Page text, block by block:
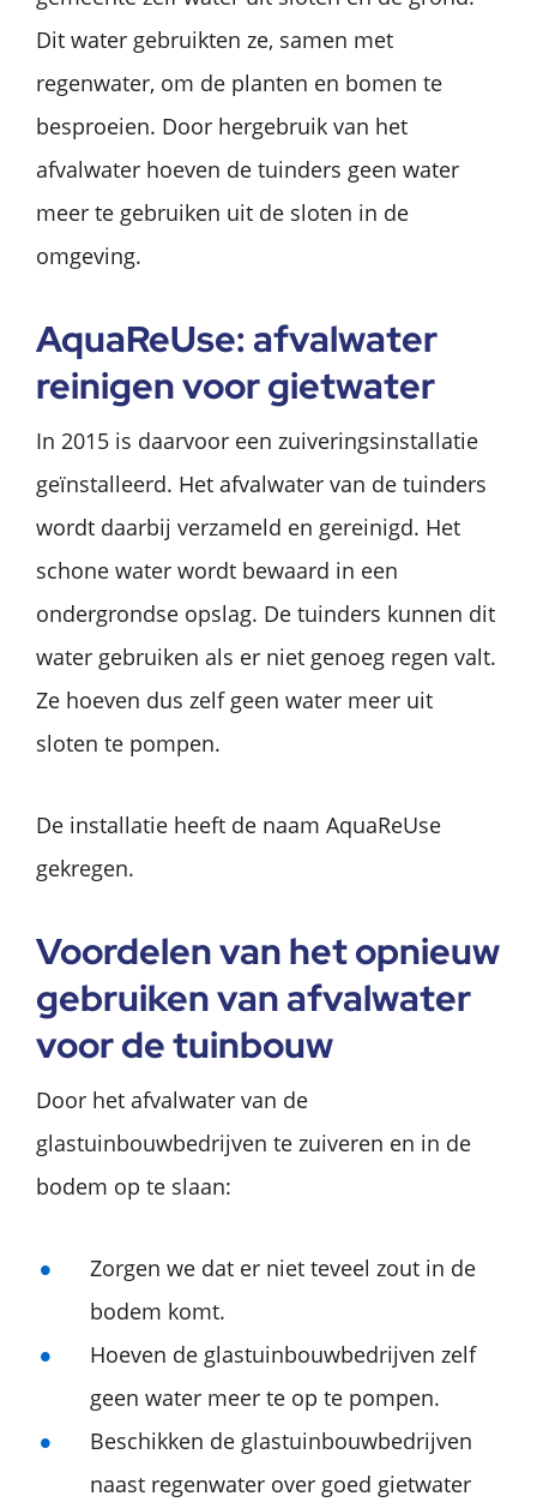
Dit water gebruikten ze, samen met
regenwater, om de planten en bomen te
besproeien. Door hergebruik van het
afvalwater hoeven de tuinders geen water
meer te gebruiken uit de sloten in de
omgeving.
AquaReUse: afvalwater
reinigen voor gietwater
In 2015 is daarvoor een zuiveringsinstallatie
geïnstalleerd. Het afvalwater van de tuinders
wordt daarbij verzameld en gereinigd. Het
schone water wordt bewaard in een
ondergrondse opslag. De tuinders kunnen dit
water gebruiken als er niet genoeg regen valt.
Ze hoeven dus zelf geen water meer uit
sloten te pompen.
De installatie heeft de naam AquaReUse
gekregen.
Voordelen van het opnieuw
gebruiken van afvalwater
voor de tuinbouw
Door het afvalwater van de
glastuinbouwbedrijven te zuiveren en in de
bodem op te slaan:
Zorgen we dat er niet teveel zout in de
bodem komt.
Hoeven de glastuinbouwbedrijven zelf
geen water meer te op te pompen.
Beschikken de glastuinbouwbedrijven
naast regenwater over goed gietwater